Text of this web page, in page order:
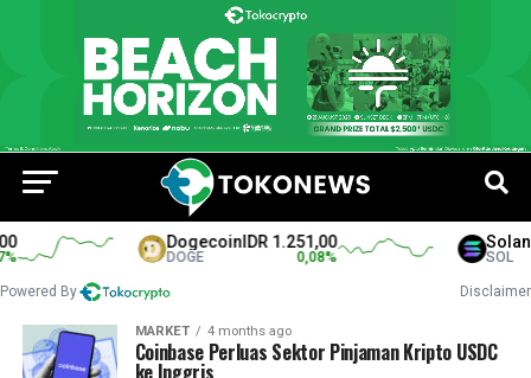
DogecoinIDR 1.251,00
DOGE 0,08%
Solana
SOL
Powered By Disclaimer
MARKET 4 months ago
Coinbase Perluas Sektor Pinjaman Kripto USDC
ke Inggris